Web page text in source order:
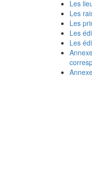
Les
Les
Les
Les
Les